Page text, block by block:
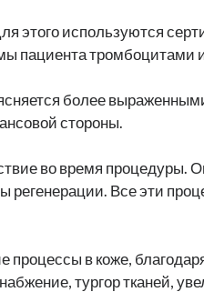
этого используются
пациента тромбоцитами
более
стороны.
во время процедуры.
Все эти
в коже,
тургор тканей,